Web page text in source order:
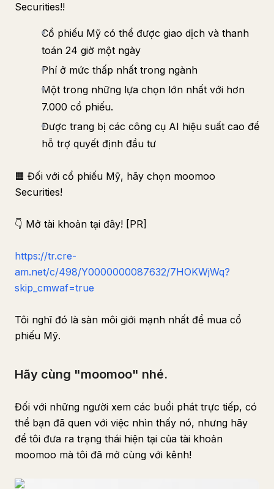
Securities!!
Cổ phiếu Mỹ có thể được giao dịch và thanh
toán 24 giờ một ngày
Phí ở mức thấp nhất trong ngành
Một trong những lựa chọn lớn nhất với hơn
7.000 cổ phiếu.
Được trang bị các công cụ AI hiệu suất cao để
hỗ trợ quyết định đầu tư
🟧 Đối với cổ phiếu Mỹ, hãy chọn moomoo
Securities!
👇 Mở tài khoản tại đây! [PR]
https://tr.cre-
am.net/c/498/Y0000000087632/7HOKWjWq?
skip_cmwaf=true
Tôi nghĩ đó là sàn môi giới mạnh nhất để mua cổ
phiếu Mỹ.
Hãy cùng "moomoo" nhé.
Đối với những người xem các buổi phát trực tiếp, có
thể bạn đã quen với việc nhìn thấy nó, nhưng hãy
để tôi đưa ra trạng thái hiện tại của tài khoản
moomoo mà tôi đã mở cùng với kênh!